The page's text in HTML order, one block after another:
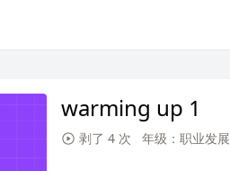
warming up 1
剥了 4 次 年级：职业发展